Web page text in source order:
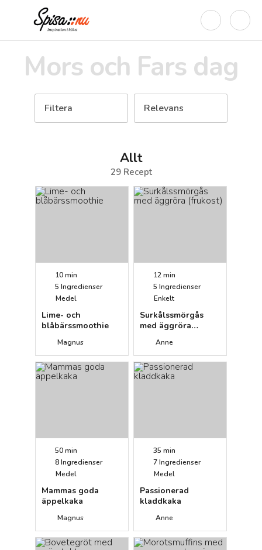
Mors och Fars dag
Filtera Relevans
Allt
29Recept
10 min
5 Ingredienser
Medel
Lime- och
blåbärssmoothie
Magnus
12 min
5 Ingredienser
Enkelt
Surkålssmörgås
med äggröra
Anne
50 min
8Ingredienser
Medel
Mammas goda
äppelkaka
Magnus
35 min
7Ingredienser
Medel
Passionerad
kladdkaka
Anne